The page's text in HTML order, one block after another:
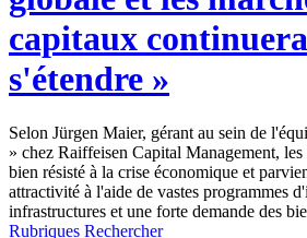
capitaux
s'étendre »
Selon Jürgen Maier, gérant au sein de
» chez Raiffeisen Capital Management, les
bien résisté à la crise économique et
attractivité à l'aide de vastes programmes
infrastructures et une forte demande des
Rubriques Rechercher